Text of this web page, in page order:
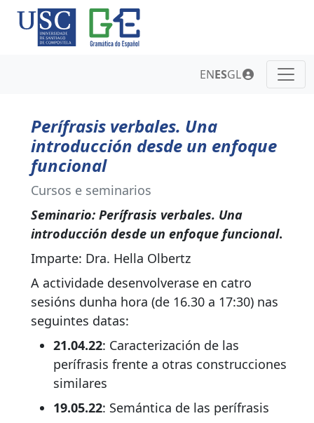
ENESGL
Perífrasis verbales. Una
introducción desde un enfoque
funcional
Cursos e seminarios
Seminario: Perífrasis verbales. Una
introducción desde un enfoque funcional.
Imparte: Dra. Hella Olbertz
A actividade desenvolverase en catro
sesións dunha hora (de 16.30 a 17:30) nas
seguintes datas:
21.04.22: Caracterización de las
perífrasis frente a otras construcciones
similares
19.05.22: Semántica de las perífrasis